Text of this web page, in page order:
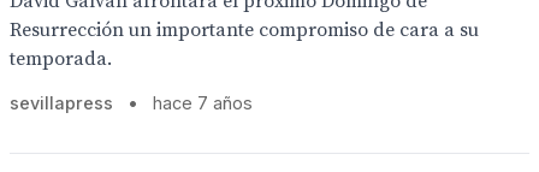
Resurrección un importante compromiso de cara a su
temporada.
sevillapress • hace 7 años